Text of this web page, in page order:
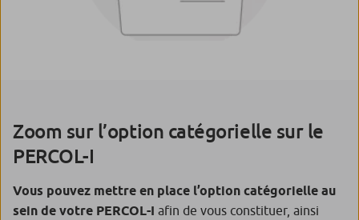
Zoom sur l’option catégorielle sur le
PERCOL-I
Vous pouvez mettre en place l’option catégorielle au
sein de votre PERCOL-I afin de vous constituer, ainsi